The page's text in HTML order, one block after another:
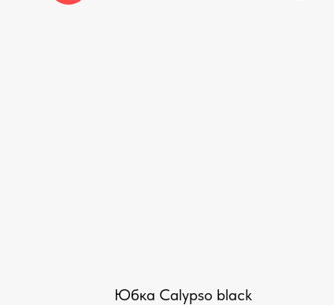
Юбка Calypso black